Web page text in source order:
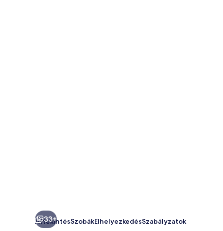
33+
ÁttekintésSzobákElhelyezkedésSzabályzatok